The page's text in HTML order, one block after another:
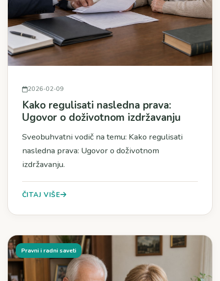
2026-02-09
Kako regulisati nasledna prava:
Ugovor o doživotnom izdržavanju
Sveobuhvatni vodič na temu: Kako regulisati
nasledna prava: Ugovor o doživotnom
izdržavanju.
ČITAJ VIŠE
Pravni i radni saveti